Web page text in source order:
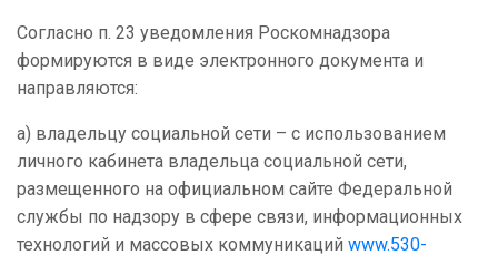
Согласно п. 23 уведомления Роскомнадзора
формируются в виде электронного документа и
направляются:
а) владельцу социальной сети – с использованием
личного кабинета владельца социальной сети,
размещенного на официальном сайте Федеральной
службы по надзору в сфере связи, информационных
технологий и массовых коммуникаций www.530-